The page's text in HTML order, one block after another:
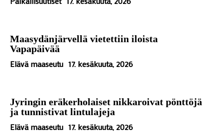
Maasydänjärvellä vietettiin iloista
Vapapäivää
Elävä maaseutu 17. kesäkuuta, 2026
Jyringin eräkerholaiset nikkaroivat pönttöjä
ja tunnistivat lintulajeja
Elävä maaseutu 17. kesäkuuta, 2026